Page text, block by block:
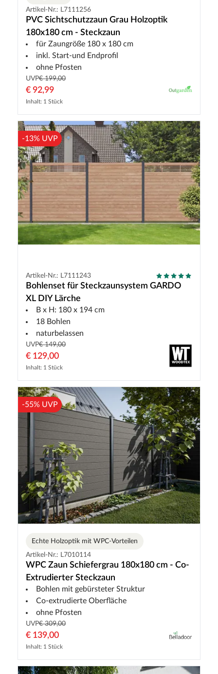
Artikel-Nr.: L7111256
PVC Sichtschutzzaun Grau Holzoptik
180x180 cm - Steckzaun
für Zaungröße 180 x 180 cm
inkl. Start-und Endprofil
ohne Pfosten
UVP€ 199,00
€ 92,99
Inhalt: 1 Stück
-13% UVP
Artikel-Nr.: L7111243
Bohlenset für Steckzaunsystem GARDO
XL DIY Lärche
B x H: 180 x 194 cm
18 Bohlen
naturbelassen
UVP€ 149,00
€ 129,00
Inhalt: 1 Stück
-55% UVP
Echte Holzoptik mit WPC-Vorteilen
Artikel-Nr.: L7010114
WPC Zaun Schiefergrau 180x180 cm - Co-
Extrudierter Steckzaun
Bohlen mit gebürsteter Struktur
Co-extrudierte Oberfläche
ohne Pfosten
UVP€ 309,00
€ 139,00
Inhalt: 1 Stück